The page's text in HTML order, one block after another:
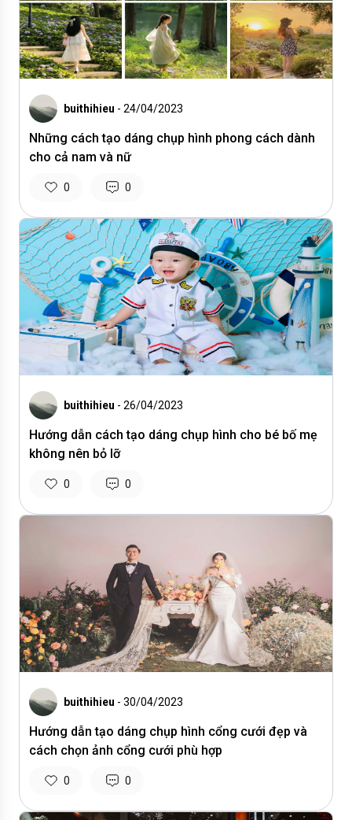
buithihieu - 24/04/2023
Những cách tạo dáng chụp hình phong cách dành
cho cả nam và nữ
0 0
buithihieu - 26/04/2023
Hướng dẫn cách tạo dáng chụp hình cho bé bố mẹ
không nên bỏ lỡ
0 0
buithihieu - 30/04/2023
Hướng dẫn tạo dáng chụp hình cổng cưới đẹp và
cách chọn ảnh cổng cưới phù hợp
0 0